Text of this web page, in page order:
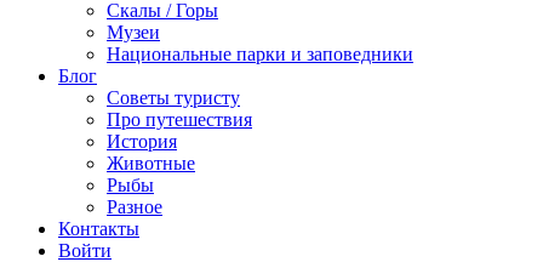
Скалы / Горы
Музеи
Национальные парки и заповедники
Блог
Советы туристу
Про путешествия
История
Животные
Рыбы
Разное
Контакты
Войти